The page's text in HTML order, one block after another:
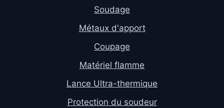
Soudage
Métaux d'apport
Coupage
Matériel flamme
Lance Ultra-thermique
Protection du soudeur